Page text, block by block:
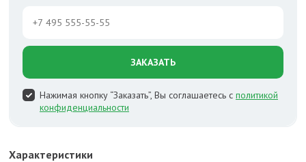
ЗАКАЗАТЬ
Нажимая кнопку “Заказать”, Вы соглашаетесь с политикой
конфиденциальности
Характеристики